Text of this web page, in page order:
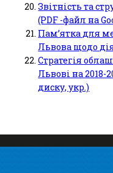
Звітність та
(PDF -файл на
Пам’ятка для
Львова щодо
Стратегія
Львові на 2018-
диску, укр.)